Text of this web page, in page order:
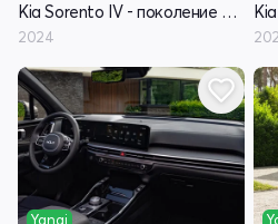
Kia Sorento IV - поколение рестайлинг
2024
Yangi